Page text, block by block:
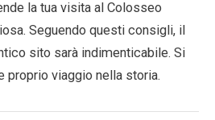
la tua visita al Colosseo
Seguendo questi consigli, il
sito sarà indimenticabile. Si
proprio viaggio nella storia.